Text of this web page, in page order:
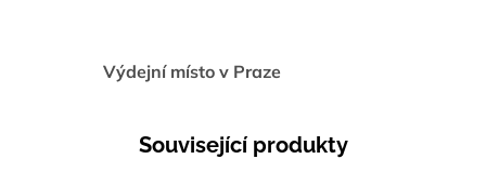
Výdejní místo v Praze
Související produkty